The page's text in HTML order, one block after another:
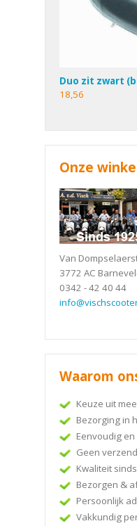
Duo zit zwart
18,56
Onze
Van
3772 AC
0342 - 42 40 44
Waarom
Keuze uit
Bezorging in
Eenvoudig
Geen
Kwaliteit
Bezorgen &
Persoonlijk
Vakkundig